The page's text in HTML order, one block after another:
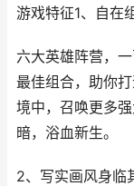
游戏特征1、自在
六大英雄阵营，
最佳组合，助你
境中，召唤更多
暗，浴血新生。
2、写实画风身临